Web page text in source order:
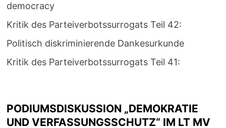
democracy
Kritik des Parteiverbotssurrogats Teil 42:
Politisch diskriminierende Dankesurkunde
Kritik des Parteiverbotssurrogats Teil 41:
PODIUMSDISKUSSION „DEMOKRATIE
UND VERFASSUNGSSCHUTZ“ IM LT MV